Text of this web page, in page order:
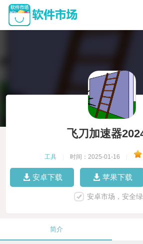
飞刀加速器
工具 时间：2025-01-16
安卓下载 苹果下载
安卓市场，安全
简介